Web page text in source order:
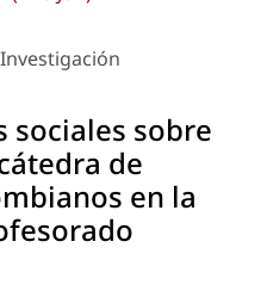
sociales sobre
de
en la